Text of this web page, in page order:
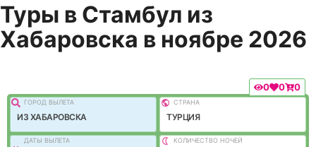
Туры в Стамбул из
Хабаровска в ноябре 2026
0 0 0
ГОРОД ВЫЛEТА
ИЗ ХАБАРОВСКА
СТРАНА
ТУРЦИЯ
ДАТЫ ВЫЛЕТА КОЛИЧЕСТВО НОЧЕЙ